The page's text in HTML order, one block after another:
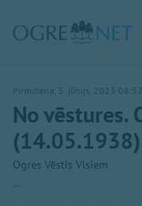
Pirmdiena, 5. jūnijs, 2023 08:32
No vēstures.
(14.05.1938)
Ogres Vēstis Visiem